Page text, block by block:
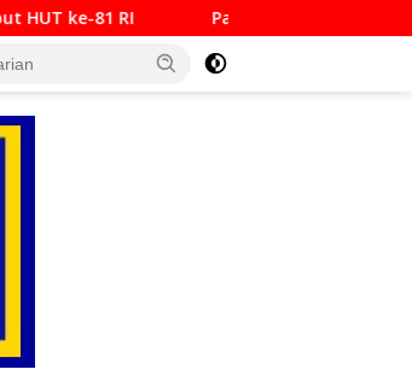
Bajamba HJK ke-357, Perkuat Identitas